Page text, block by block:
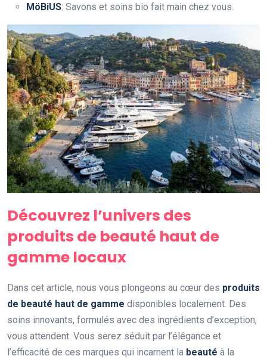
MöBiUS: Savons et soins bio fait main chez vous.
Découvrez l’univers des
produits de beauté haut de
gamme locaux
Dans cet article, nous vous plongeons au cœur des produits
de beauté haut de gamme disponibles localement. Des
soins innovants, formulés avec des ingrédients d’exception,
vous attendent. Vous serez séduit par l’élégance et
l’efficacité de ces marques qui incarnent la beauté à la